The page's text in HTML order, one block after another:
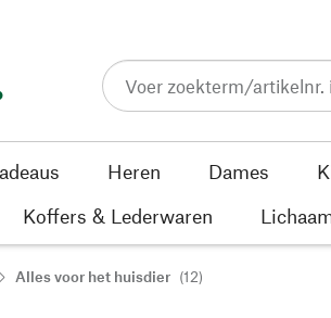
Heren Dames
Koffers & Lederwaren
Alles voor het huisdier (12)